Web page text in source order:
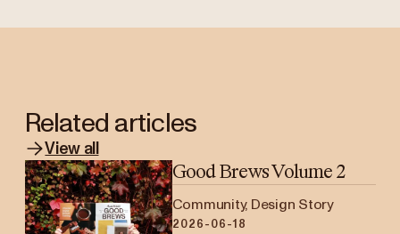
Related articles
View all
Good Brews Volume 2
Community, Design Story
2026-06-18